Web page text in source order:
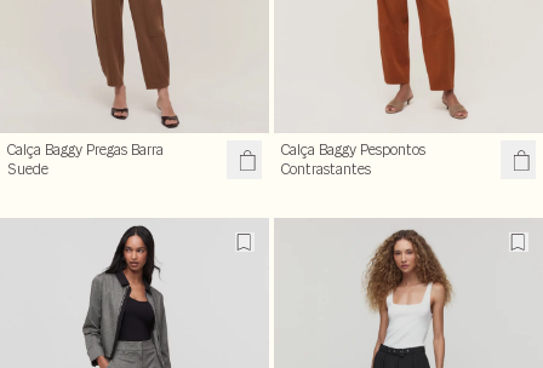
Calça Baggy Pregas Barra
Suede
Calça Baggy Pespontos
Contrastantes